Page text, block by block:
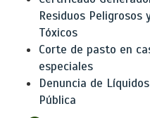
Residuos Peligrosos
Tóxicos
Corte de pasto en
especiales
Denuncia de
Pública